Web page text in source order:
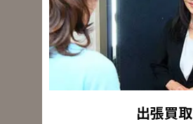
出張買取